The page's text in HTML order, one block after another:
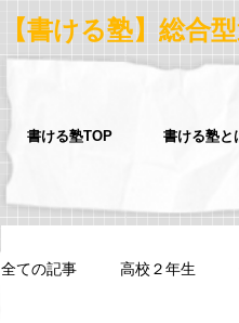
【書ける塾】総合
書ける塾TOP 書ける塾と
全ての記事 高校２年生